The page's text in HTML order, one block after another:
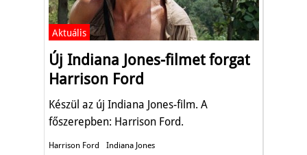
Aktuális
Új Indiana Jones-filmet forgat
Harrison Ford
Készül az új Indiana Jones-film. A
főszerepben: Harrison Ford.
Harrison Ford Indiana Jones